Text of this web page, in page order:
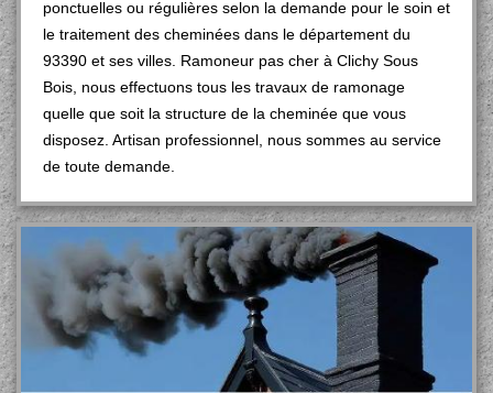
ponctuelles ou régulières selon la demande pour le soin et
le traitement des cheminées dans le département du
93390 et ses villes. Ramoneur pas cher à Clichy Sous
Bois, nous effectuons tous les travaux de ramonage
quelle que soit la structure de la cheminée que vous
disposez. Artisan professionnel, nous sommes au service
de toute demande.